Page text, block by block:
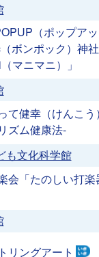
（ポップア
（ボンポック）神
マニマニ）」
て健幸（けんこう
ズム健康法-
も文化科学館
会「たのしい打
リングアート